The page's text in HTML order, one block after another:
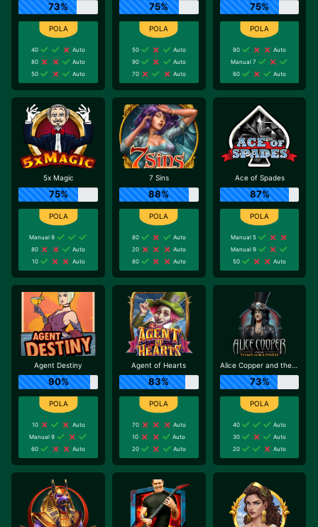
73%
40
Auto
80
Auto
50
Auto
75%
50
Auto
90
Auto
70
Auto
75%
80
Auto
Manual 7
60
Auto
5x Magic
75%
Manual 9
80
Auto
10
Auto
7 Sins
88%
80
Auto
20
Auto
80
Auto
Ace of Spades
87%
Manual 5
Manual 9
50
Auto
Agent Destiny
90%
10
Auto
Manual 9
60
Auto
Agent of Hearts
83%
70
Auto
10
Auto
20
Auto
Alice Copper and the Tome of Madness
73%
40
Auto
30
Auto
20
Auto